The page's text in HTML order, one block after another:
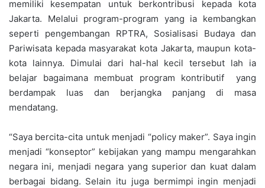
memiliki kesempatan untuk berkontribusi kepada kota
Jakarta. Melalui program-program yang ia kembangkan
seperti pengembangan RPTRA, Sosialisasi Budaya dan
Pariwisata kepada masyarakat kota Jakarta, maupun kota-
kota lainnya. Dimulai dari hal-hal kecil tersebut lah ia
belajar bagaimana membuat program kontributif yang
berdampak luas dan berjangka panjang di masa
mendatang.
“Saya bercita-cita untuk menjadi “policy maker”. Saya ingin
menjadi “konseptor” kebijakan yang mampu mengarahkan
negara ini, menjadi negara yang superior dan kuat dalam
berbagai bidang. Selain itu juga bermimpi ingin menjadi